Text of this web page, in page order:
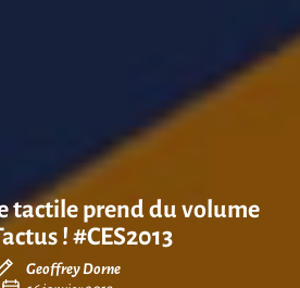
tactile prend du volume
! #CES2013
Geoffrey Dorne